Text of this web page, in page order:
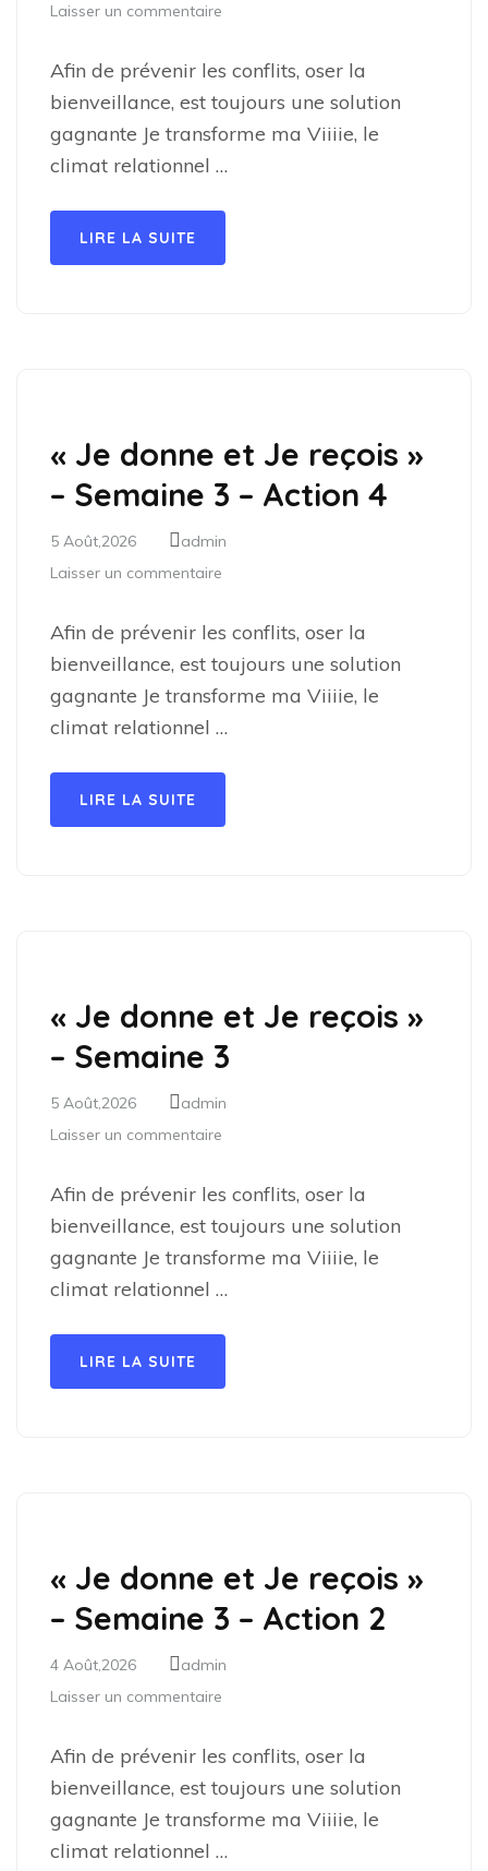
Laisser un commentaire
Afin de prévenir les conflits, oser la
bienveillance, est toujours une solution
gagnante Je transforme ma Viiiie, le
climat relationnel …
LIRE LA SUITE
« Je donne et Je reçois »
– Semaine 3 – Action 4
5 Août,2026
admin
Laisser un commentaire
Afin de prévenir les conflits, oser la
bienveillance, est toujours une solution
gagnante Je transforme ma Viiiie, le
climat relationnel …
LIRE LA SUITE
« Je donne et Je reçois »
– Semaine 3
5 Août,2026
admin
Laisser un commentaire
Afin de prévenir les conflits, oser la
bienveillance, est toujours une solution
gagnante Je transforme ma Viiiie, le
climat relationnel …
LIRE LA SUITE
« Je donne et Je reçois »
– Semaine 3 – Action 2
4 Août,2026
admin
Laisser un commentaire
Afin de prévenir les conflits, oser la
bienveillance, est toujours une solution
gagnante Je transforme ma Viiiie, le
climat relationnel …